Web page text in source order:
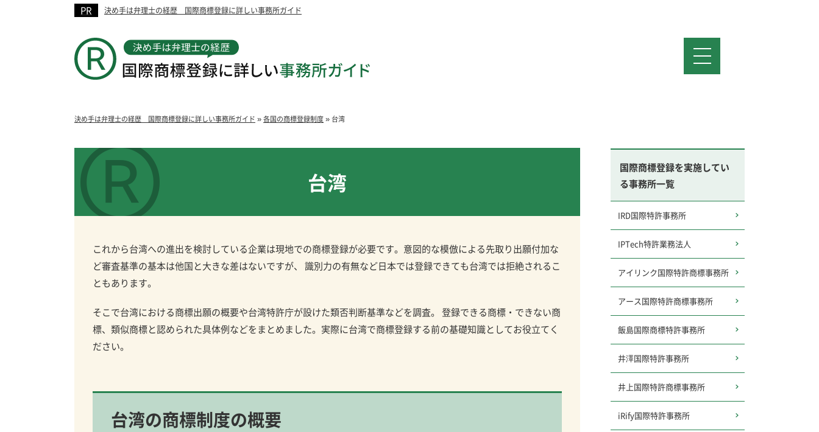
決め手は弁理士の経歴 国際商標登録に詳しい事務所ガイド
決め手は弁理士の経歴 国際商標登録に詳しい事務所ガイド »各国の商標登録制度»台湾
台湾
これから台湾への進出を検討している企業は現地での商標登録が必要です。意図的な模倣による先取り出願付加な
ど審査基準の基本は他国と大きな差はないですが、 識別力の有無など日本では登録できても台湾では拒絶されるこ
ともあります。
そこで台湾における商標出願の概要や台湾特許庁が設けた類否判断基準などを調査。 登録できる商標・できない商
標、類似商標と認められた具体例などをまとめました。実際に台湾で商標登録する前の基礎知識としてお役立てく
ださい。
台湾の商標制度の概要
国際商標登録を実施してい
る事務所一覧
IRD国際特許事務所
IPTech特許業務法人
アイリンク国際特許商標事務所
アース国際特許商標事務所
飯島国際商標特許事務所
井澤国際特許事務所
井上国際特許商標事務所
iRify国際特許事務所